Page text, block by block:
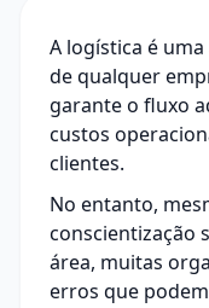
A logística é
de qualquer
garante o fluxo
custos
clientes.
No entanto,
conscientização
área, muitas
erros que